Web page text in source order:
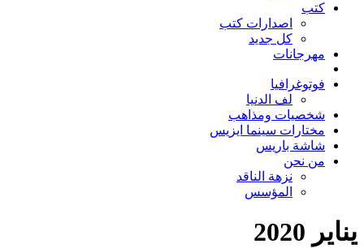
كتب
اصدارات كتب
كل جديد
مهرجانات
فوتوغرافيا
لف الدنيا
شخصيات ومذاهب
مختارات سينما ايزيس
شاشة باريس
من نحن
نزهة الناقد
المؤسس
يناير 2020